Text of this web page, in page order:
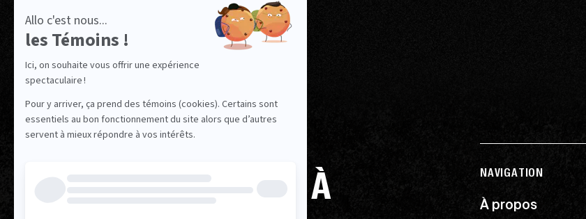
SANTÉ & SÉCURITÉ
17 AFFILIÉS POUR
MIEUX RÉPONDRE À
NAVIGATION
À propos